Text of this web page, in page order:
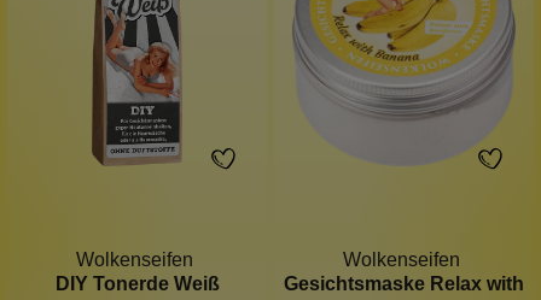
Wolkenseifen
DIY Tonerde Weiß
Wolkenseifen
Gesichtsmaske Relax with